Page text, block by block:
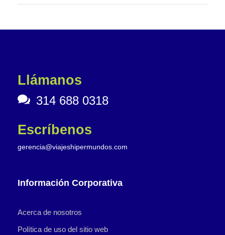
Llámanos
314 688 0318
Escríbenos
gerencia@viajeshipermundos.com
Información Corporativa
Acerca de nosotros
Política de uso del sitio web